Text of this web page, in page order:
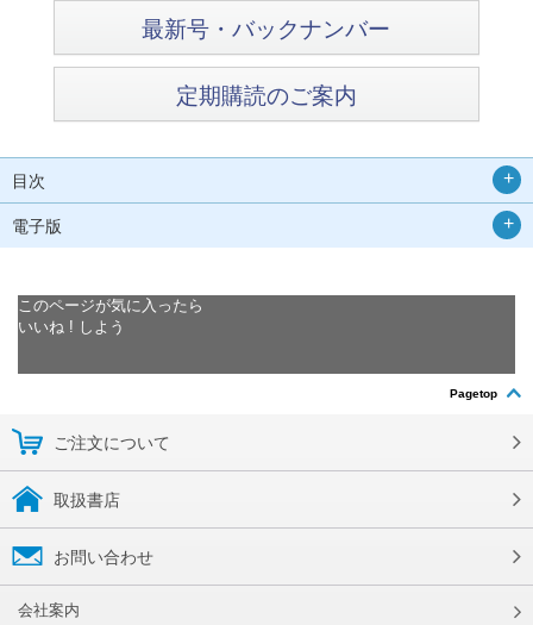
最新号・バックナンバー
定期購読のご案内
目次
電子版
このページが気に入ったら
いいね ! しよう
Pagetop
ご注文について
取扱書店
お問い合わせ
会社案内